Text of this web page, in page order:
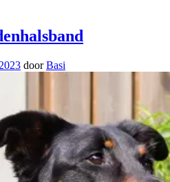
doorBasi